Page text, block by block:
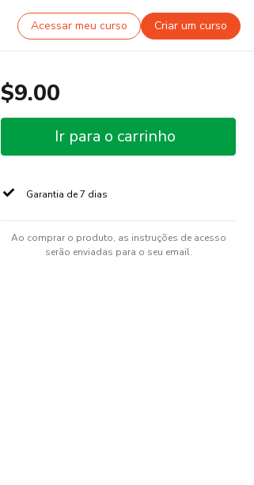
Acessar meu curso Criar um curso
$9.00
Ir para o carrinho
Garantia de 7 dias
Ao comprar o produto, as instruções de acesso
serão enviadas para o seu email.